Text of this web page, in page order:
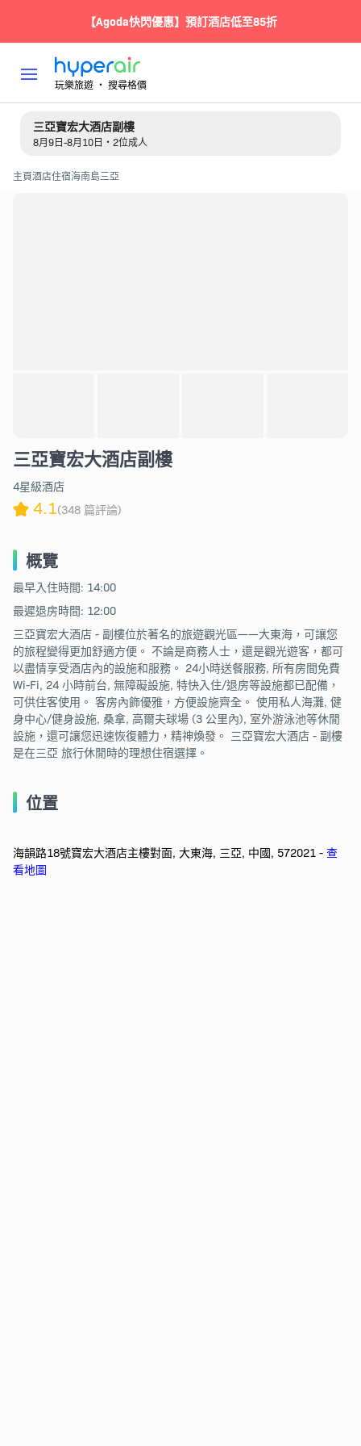
【Agoda快閃優惠】預訂酒店低至85折
玩樂旅遊 ‧ 搜尋格價
三亞寶宏大酒店副樓
8月9日-8月10日・2位成人
主頁酒店住宿海南島三亞
三亞寶宏大酒店副樓
4星級酒店
4.1(348 篇評論)
概覽
最早入住時間: 14:00
最遲退房時間: 12:00
三亞寶宏大酒店 - 副樓位於著名的旅遊觀光區——大東海，可讓您
的旅程變得更加舒適方便。 不論是商務人士，還是觀光遊客，都可
以盡情享受酒店內的設施和服務。 24小時送餐服務, 所有房間免費
Wi-Fi, 24 小時前台, 無障礙設施, 特快入住/退房等設施都已配備，
可供住客使用。 客房內飾優雅，方便設施齊全。 使用私人海灘, 健
身中心/健身設施, 桑拿, 高爾夫球場 (3 公里內), 室外游泳池等休閒
設施，還可讓您迅速恢復體力，精神煥發。 三亞寶宏大酒店 - 副樓
是在三亞 旅行休閒時的理想住宿選擇。
位置
海韻路18號寶宏大酒店主樓對面, 大東海, 三亞, 中國, 572021 - 查
看地圖